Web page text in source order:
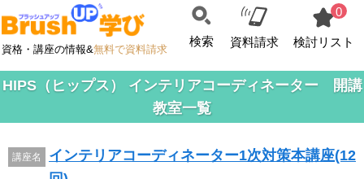
資格・講座の情報&無料で資料請求
検索 資料請求
0
検討リスト
HIPS（ヒップス） インテリアコーディネーター 開講
教室一覧
講座名
インテリアコーディネーター1次対策本講座(12